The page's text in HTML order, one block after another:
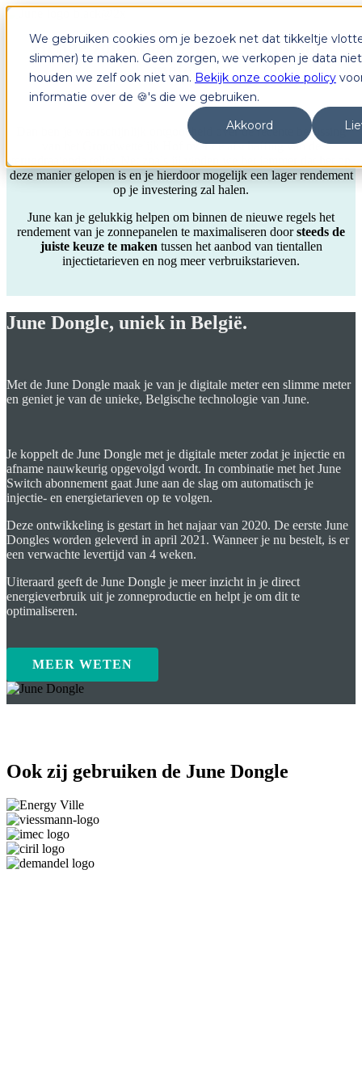
We gebruiken cookies om je bezoek net dat tikkeltje
slimmer) te maken. Geen zorgen, we verkopen je data niet
houden we zelf ook niet van. Bekijk onze cookie policy
informatie over de 🍪's die we gebruiken.
Akkoord
Heb je zonnepanelen en een digitale
meter?
Dan ben je waarschijnlijk ontgoocheld over de recente beslissing
van het Grondwettelijk Hof over de afschaffing van de
deze manier gelopen is en je hierdoor mogelijk een lager rendement
op je investering zal halen.
June kan je gelukkig helpen om binnen de nieuwe regels het
rendement van je zonnepanelen te maximaliseren doorsteeds de
juiste keuze te maken tussen het aanbod van tientallen
injectietarieven en nog meer verbruikstarieven.
June Dongle, uniek in België.
Met de June Dongle maak je van je digitale meter een slimme meter
en geniet je van de unieke, Belgische technologie van June.
Je koppelt de June Dongle met je digitale meter zodat je injectie en
afname nauwkeurig opgevolgd wordt. In combinatie met het June
Switch abonnement gaat June aan de slag om automatisch je
injectie- en energietarieven op te volgen.
Deze ontwikkeling is gestart in het najaar van 2020. De eerste June
Dongles worden geleverd in april 2021. Wanneer je nu bestelt, is er
een verwachte levertijd van 4 weken.
Uiteraard geeft de June Dongle je meer inzicht in je direct
energieverbruik uit je zonneproductie en helpt je om dit te
optimaliseren.
MEER WETEN
Ook zij gebruiken de June Dongle